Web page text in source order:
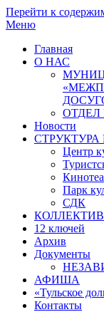
Перейти к
Меню
Главная
О НАС
ОТДЕЛ
Новости
Центр
Парк
СДК
12 ключей
Архив
Документы
АФИША
«Тульское
Контакты